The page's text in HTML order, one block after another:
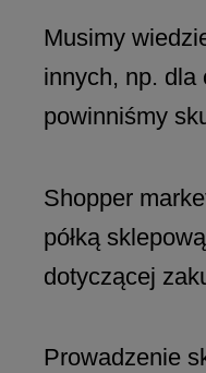
Musimy
innych, np. dla
powinniśmy
Shopper
półką
dotyczącej
Prowadzenie